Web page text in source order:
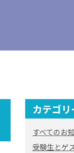
カテゴリ
すべてのお
受験生とゲ